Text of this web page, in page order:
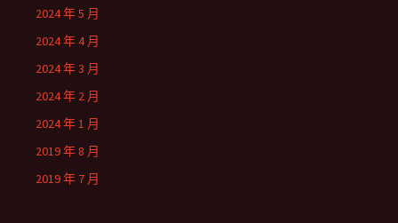
2024 年 5 月
2024 年 4 月
2024 年 3 月
2024 年 2 月
2024 年 1 月
2019 年 8 月
2019 年 7 月